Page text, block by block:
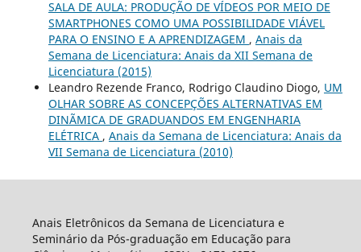
SALA DE AULA: PRODUÇÃO DE VÍDEOS POR MEIO DE
SMARTPHONES COMO UMA POSSIBILIDADE VIÁVEL
PARA O ENSINO E A APRENDIZAGEM , Anais da
Semana de Licenciatura: Anais da XII Semana de
Licenciatura (2015)
Leandro Rezende Franco, Rodrigo Claudino Diogo, UM
OLHAR SOBRE AS CONCEPÇÕES ALTERNATIVAS EM
DINÃMICA DE GRADUANDOS EM ENGENHARIA
ELÉTRICA , Anais da Semana de Licenciatura: Anais da
VII Semana de Licenciatura (2010)
Anais Eletrônicos da Semana de Licenciatura e
Seminário da Pós-graduação em Educação para